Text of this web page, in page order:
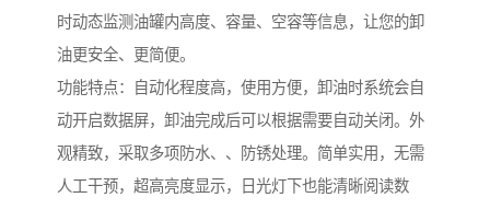
时动态监测油罐内高度、容量、空容等信息，让您的卸
油更安全、更简便。
功能特点：自动化程度高，使用方便，卸油时系统会自
动开启数据屏，卸油完成后可以根据需要自动关闭。外
观精致，采取多项防水、、防锈处理。简单实用，无需
人工干预，超高亮度显示，日光灯下也能清晰阅读数